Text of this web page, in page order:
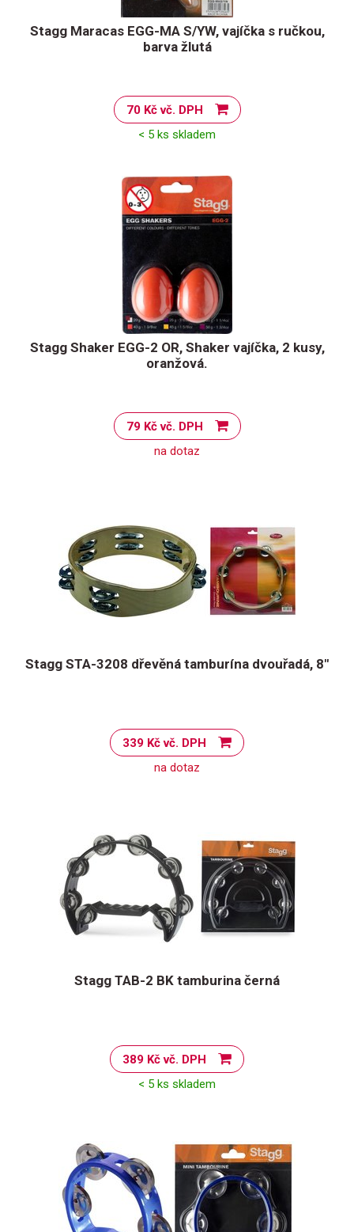
Stagg Maracas EGG-MA S/YW, vajíčka s ručkou,
barva žlutá
70 Kč vč. DPH
< 5 ks skladem
Stagg Shaker EGG-2 OR, Shaker vajíčka, 2 kusy,
oranžová.
79 Kč vč. DPH
na dotaz
Stagg STA-3208 dřevěná tamburína dvouřadá, 8"
339 Kč vč. DPH
na dotaz
Stagg TAB-2 BK tamburina černá
389 Kč vč. DPH
< 5 ks skladem